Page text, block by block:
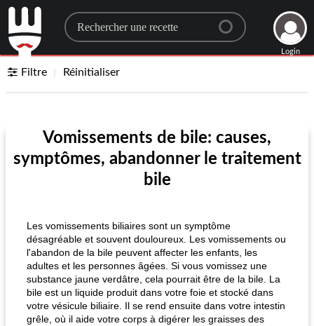
Search for a recipe
Login
Filtre Réinitialiser
Vomissements de bile: causes,
symptômes, abandonner le traitement
bile
Les vomissements biliaires sont un symptôme
désagréable et souvent douloureux. Les vomissements ou
l'abandon de la bile peuvent affecter les enfants, les
adultes et les personnes âgées. Si vous vomissez une
substance jaune verdâtre, cela pourrait être de la bile. La
bile est un liquide produit dans votre foie et stocké dans
votre vésicule biliaire. Il se rend ensuite dans votre intestin
grêle, où il aide votre corps à digérer les graisses des